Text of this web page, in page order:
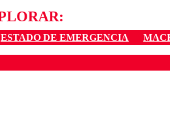
ESTADO DE EMERGENCIA